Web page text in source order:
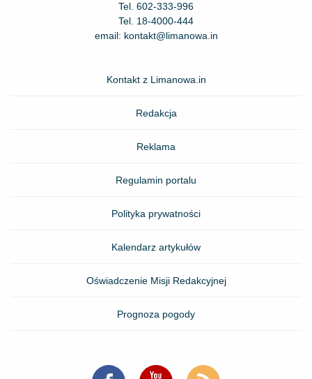
Tel. 602-333-996
Tel. 18-4000-444
email: kontakt@limanowa.in
Kontakt z Limanowa.in
Redakcja
Reklama
Regulamin portalu
Polityka prywatności
Kalendarz artykułów
Oświadczenie Misji Redakcyjnej
Prognoza pogody